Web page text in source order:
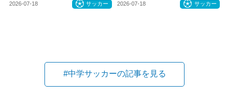
2026-07-18 サッカー 2026-07-18 サッカー
#中学サッカーの記事を見る